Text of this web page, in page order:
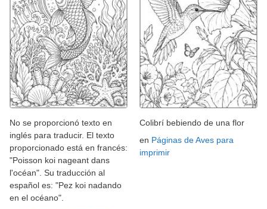
No se proporcionó texto en
inglés para traducir. El texto
proporcionado está en francés:
"Poisson koi nageant dans
l'océan". Su traducción al
español es: "Pez koi nadando
en el océano".
Colibrí bebiendo de una flor
en Páginas de Aves para
imprimir